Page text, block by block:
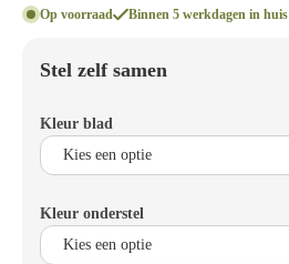
Op voorraad Binnen 5 werkdagen in huis
Stel zelf samen
Kleur blad
Kleur onderstel